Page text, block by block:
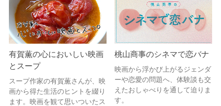
有賀薫の心においしい映画
とスープ
スープ作家の有賀薫さんが、映
画から得た生活のヒントを綴り
ます。映画を観て思いついたス
桃山商事のシネマで恋バナ
映画から浮かび上がるジェンダ
ーや恋愛の問題へ、体験談も交
えたおしゃべりを通して迫りま
す。